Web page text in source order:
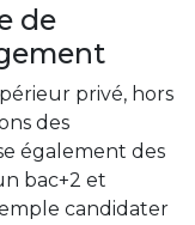
de
privé, hors
des
également des
bac+2 et
candidater